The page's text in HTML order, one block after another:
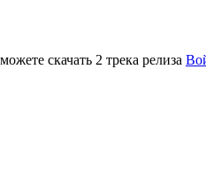
скачать 2 трека релиза